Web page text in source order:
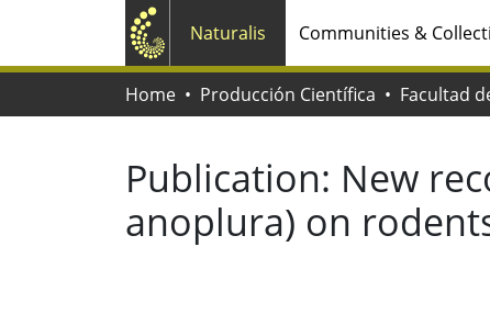
Naturalis Communities &
Home Producción Científica
Publication: New
anoplura) on